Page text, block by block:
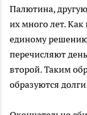
Палютина,
их много лет.
единому
перечисляют
второй. Таким
образуются